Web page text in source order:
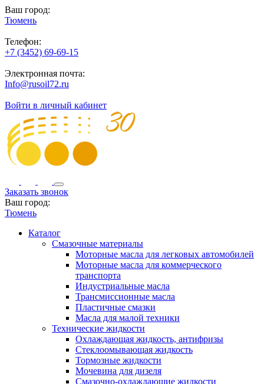
Ваш город:
Тюмень
Телефон:
+7 (3452) 69-69-15
Электронная почта:
Info@rusoil72.ru
Войти в личный кабинет
Заказать звонок
Ваш город:
Тюмень
Каталог
Смазочные материалы
Моторные масла для легковых автомобилей
Моторные масла для коммерческого
транспорта
Индустриальные масла
Трансмиссионные масла
Пластичные смазки
Масла для малой техники
Технические жидкости
Охлаждающая жидкость, антифризы
Стеклоомывающая жидкость
Тормозные жидкости
Мочевина для дизеля
Смазочно-охлаждающие жидкости